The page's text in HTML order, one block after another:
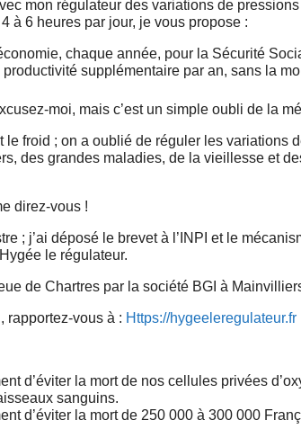
mon régulateur des variations de
à 6 heures par jour, je vous propose :
chaque année, pour la Sécurité
supplémentaire par an, sans la
moi, mais c’est un simple oubli de la
le froid ; on a oublié de réguler les variations
des grandes maladies, de la vieillesse et
direz-vous !
; j’ai déposé le brevet à l’INPI et le
le régulateur.
de Chartres par la société BGI à
rapportez-vous à : Https://hygeeleregulateur.fr
d’éviter la mort de nos cellules privées
sanguins.
d’éviter la mort de 250 000 à 300 000